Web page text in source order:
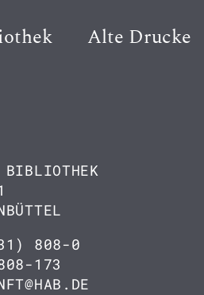
Alte Drucke
BIBLIOTHEK
808-0
173